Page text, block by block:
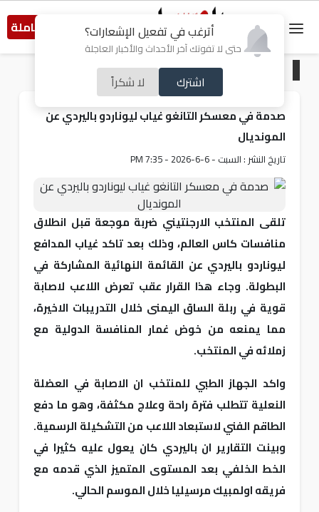
أترغب في تفعيل الإشعارات؟
حتى لا تفوتك آخر الأحداث والأخبار العاجلة
اشترك لا شكراً
النسخة الكاملة
رياضة
صدمة في معسكر التانغو غياب ليوناردو باليردي عن
المونديال
تاريخ النشر : السبت - 6-6-2026 - 7:35 PM
تلقى المنتخب الارجنتيني ضربة موجعة قبل انطلاق
منافسات كاس العالم، وذلك بعد تاكد غياب المدافع
ليوناردو باليردي عن القائمة النهائية المشاركة في
البطولة. وجاء هذا القرار عقب تعرض اللاعب لاصابة
قوية في ربلة الساق اليمنى خلال التدريبات الاخيرة،
مما يمنعه من خوض غمار المنافسة الدولية مع
زملائه في المنتخب.
واكد الجهاز الطبي للمنتخب ان الاصابة في العضلة
النعلية تتطلب فترة راحة وعلاج مكثفة، وهو ما دفع
الطاقم الفني لاستبعاد اللاعب من التشكيلة الرسمية.
وبينت التقارير ان باليردي كان يعول عليه كثيرا في
الخط الخلفي بعد المستوى المتميز الذي قدمه مع
فريقه اولمبيك مرسيليا خلال الموسم الحالي.